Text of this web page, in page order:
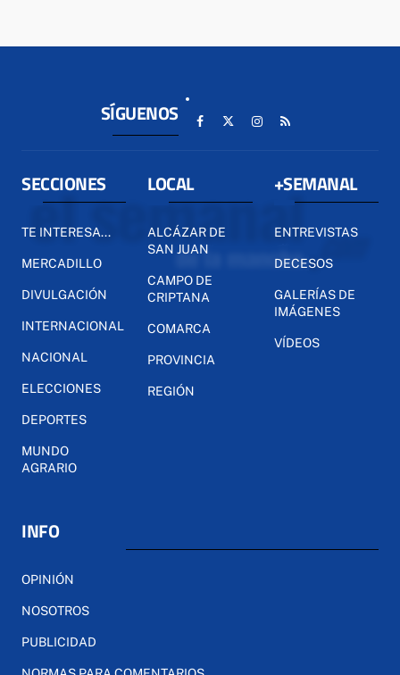
SÍGUENOS
SECCIONES
TE INTERESA...
MERCADILLO
DIVULGACIÓN
INTERNACIONAL
NACIONAL
ELECCIONES
DEPORTES
MUNDO
AGRARIO
LOCAL
ALCÁZAR DE
SAN JUAN
CAMPO DE
CRIPTANA
COMARCA
PROVINCIA
REGIÓN
+SEMANAL
ENTREVISTAS
DECESOS
GALERÍAS DE
IMÁGENES
VÍDEOS
INFO
OPINIÓN
NOSOTROS
PUBLICIDAD